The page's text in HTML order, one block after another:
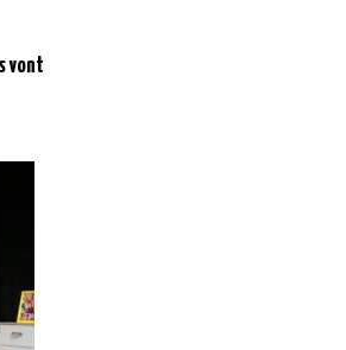
vont